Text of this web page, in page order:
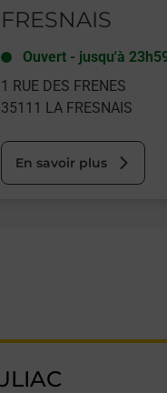
FRESNAIS
Ouvert - jusqu'à
1 RUE DES FRENES
35111 LA FRESNAIS
En savoir plus